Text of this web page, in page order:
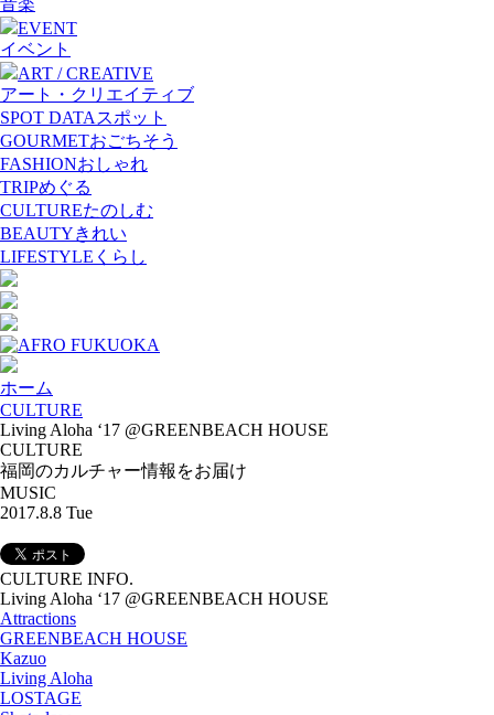
音楽
EVENT
イベント
ART / CREATIVE
アート・クリエイティブ
SPOT DATA スポット
GOURMETおごちそう
FASHIONおしゃれ
TRIPめぐる
CULTUREたのしむ
BEAUTYきれい
LIFESTYLE くらし
ホーム
CULTURE
Living Aloha ‘17 @GREENBEACH HOUSE
CULTURE
福岡のカルチャー情報をお届け
MUSIC
2017.8.8 Tue
CULTURE INFO.
Living Aloha ‘17 @GREENBEACH HOUSE
Attractions
GREENBEACH HOUSE
Kazuo
Living Aloha
LOSTAGE